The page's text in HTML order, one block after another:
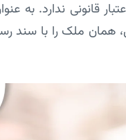
قانونی ندارد. به
ملک را با سند